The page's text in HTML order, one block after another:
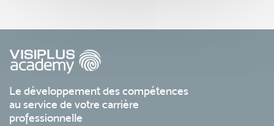
Le développement des compétences
au service de votre carrière
professionnelle